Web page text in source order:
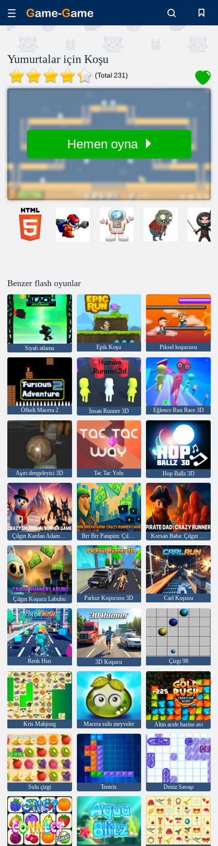
Yumurtalar için Koşu
(Total 231)
Hemen oyna
Benzer flash oyunlar
Siyah atlama Epik Koşu Piksel koşucusu
Öfkeli Macera 2 İnsan Runner 3D Eğlence Run Race 3D
Aşırı dengeleyici 3D Tac Tac Yolu Hop Ballz 3D
Çılgın Kardan Adam: Koşucu Oyunu Brr Brr Patapim: Çılgın Koşucu Oyunu Korsan Baba: Çılgın Koşucu
Çılgın Koşucu Labubu Parkur Koşucusu 3D Carl Koşusu
Renk Hızı 3D Koşucu Çizgi 98
Kris Mahjong Macera sulu meyveler Altın acele hazine avı
Sulu çizgi Tentrix Deniz Savaşı